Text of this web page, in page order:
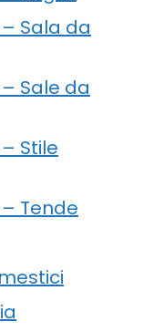
Sala da
Sale da
Stile
Tende